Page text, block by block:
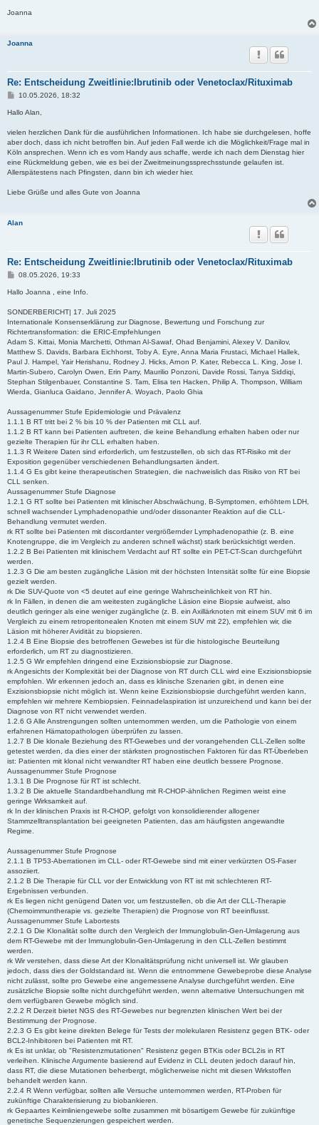
Joanna
Joanna
Re: Entscheidung Zweitlinie:Ibrutinib oder Venetoclax/Rituximab
B
i
r
a
g
10.05.2026, 18:32
Hallo Alan,
vielen herzlichen Dank für die ausführlichen Informationen. Ich habe sie durchgelesen, hoffe
aber doch, dass ich nicht betroffen bin. Auf jeden Fall werde ich die Möglichkeit/Frage mal in
Köln ansprechen. Wenn ich es vom Handy aus schaffe, werde ich nach dem Dienstag hier
eine Rückmeldung geben, wie es bei der Zweitmeinungssprechsstunde gelaufen ist.
Allerspätestens nach Pfingsten, dann bin ich wieder hier.
Liebe Grüße und alles Gute von Joanna
Alan
Re: Entscheidung Zweitlinie:Ibrutinib oder Venetoclax/Rituximab
B
i
r
a
g
08.05.2026, 19:33
Hallo Joanna , eine Info.
SONDERBERICHT| 17. Juli 2025
Internationale Konsenserklärung zur Diagnose, Bewertung und Forschung zur
Richtertransformation: die ERIC-Empfehlungen
Adam S. Kittai, Monia Marchetti, Othman Al-Sawaf, Ohad Benjamini, Alexey V. Danilov,
Matthew S. Davids, Barbara Eichhorst, Toby A. Eyre, Anna Maria Frustaci, Michael Hallek,
Paul J. Hampel, Yair Herishanu, Rodney J. Hicks, Arnon P. Kater, Rebecca L. King, Jose I.
Martin-Subero, Carolyn Owen, Erin Parry, Maurilio Ponzoni, Davide Rossi, Tanya Siddiqi,
Stephan Stilgenbauer, Constantine S. Tam, Elisa ten Hacken, Philip A. Thompson, William
Wierda, Gianluca Gaidano, Jennifer A. Woyach, Paolo Ghia
Aussagenummer Stufe Epidemiologie und Prävalenz
1.1.1 B RT tritt bei 2 % bis 10 % der Patienten mit CLL auf.
1.1.2 B RT kann bei Patienten auftreten, die keine Behandlung erhalten haben oder nur
gezielte Therapien für ihr CLL erhalten haben.
1.1.3 R Weitere Daten sind erforderlich, um festzustellen, ob sich das RT-Risiko mit der
Exposition gegenüber verschiedenen Behandlungsarten ändert.
1.1.4 G Es gibt keine therapeutischen Strategien, die nachweislich das Risiko von RT bei
CLL senken.
Aussagenummer Stufe Diagnose
1.2.1 G RT sollte bei Patienten mit klinischer Abschwächung, B-Symptomen, erhöhtem LDH,
schnell wachsender Lymphadenopathie und/oder dissonanter Reaktion auf die CLL-
Behandlung vermutet werden.
rk RT sollte bei Patienten mit discordanter vergrößernder Lymphadenopathie (z. B. eine
Knotengruppe, die im Vergleich zu anderen schnell wächst) stark berücksichtigt werden.
1.2.2 B Bei Patienten mit klinischem Verdacht auf RT sollte ein PET-CT-Scan durchgeführt
werden.
1.2.3 G Die am besten zugängliche Läsion mit der höchsten Intensität sollte für eine Biopsie
gezielt werden.
rk Die SUV-Quote von <5 deutet auf eine geringe Wahrscheinlichkeit von RT hin.
rk In Fällen, in denen die am weitesten zugängliche Läsion eine Biopsie aufweist, also
deutlich geringer als eine weniger zugängliche (z. B. ein Axillärknoten mit einem SUV mit 6 im
Vergleich zu einem retroperitonealen Knoten mit einem SUV mit 22), empfehlen wir, die
Läsion mit höherer Avidität zu biopsieren.
1.2.4 B Eine Biopsie des betroffenen Gewebes ist für die histologische Beurteilung
erforderlich, um RT zu diagnostizieren.
1.2.5 G Wir empfehlen dringend eine Exzisionsbiopsie zur Diagnose.
rk Angesichts der Komplexität bei der Diagnose von RT durch CLL wird eine Exzisionsbiopsie
empfohlen. Wir erkennen jedoch an, dass es klinische Szenarien gibt, in denen eine
Exzisionsbiopsie nicht möglich ist. Wenn keine Exzisionsbiopsie durchgeführt werden kann,
empfehlen wir mehrere Kernbiopsien. Feinnadelaspiration ist unzureichend und kann bei der
Diagnose von RT nicht verwendet werden.
1.2.6 G Alle Anstrengungen sollten unternommen werden, um die Pathologie von einem
erfahrenen Hämatopathologen überprüfen zu lassen.
1.2.7 B Die klonale Beziehung des RT-Gewebes und der vorangehenden CLL-Zellen sollte
getestet werden, da dies einer der stärksten prognostischen Faktoren für das RT-Überleben
ist: Patienten mit klonal nicht verwandter RT haben eine deutlich bessere Prognose.
Aussagenummer Stufe Prognose
1.3.1 B Die Prognose für RT ist schlecht.
1.3.2 B Die aktuelle Standardbehandlung mit R-CHOP-ähnlichen Regimen weist eine
geringe Wirksamkeit auf.
rk In der klinischen Praxis ist R-CHOP, gefolgt von konsolidierender allogener
Stammzelltransplantation bei geeigneten Patienten, das am häufigsten angewandte
Regime.
Aussagenummer Stufe Prognose
2.1.1 B TP53-Aberrationen im CLL- oder RT-Gewebe sind mit einer verkürzten OS-Faser
assoziiert.
2.1.2 B Die Therapie für CLL vor der Entwicklung von RT ist mit schlechteren RT-
Ergebnissen verbunden.
rk Es liegen nicht genügend Daten vor, um festzustellen, ob die Art der CLL-Therapie
(Chemoimmuntherapie vs. gezielte Therapien) die Prognose von RT beeinflusst.
Aussagenummer Stufe Labortests
2.2.1 G Die Klonalität sollte durch den Vergleich der Immunglobulin-Gen-Umlagerung aus
dem RT-Gewebe mit der Immunglobulin-Gen-Umlagerung in den CLL-Zellen bestimmt
werden.
rk Wir verstehen, dass diese Art der Klonalitätsprüfung nicht universell ist. Wir glauben
jedoch, dass dies der Goldstandard ist. Wenn die entnommene Gewebeprobe diese Analyse
nicht zulässt, sollte pro Gewebe eine angemessene Analyse durchgeführt werden. Eine
zusätzliche Biopsie sollte nicht durchgeführt werden, wenn alternative Untersuchungen mit
dem verfügbaren Gewebe möglich sind.
2.2.2 R Derzeit bietet NGS des RT-Gewebes nur begrenzten klinischen Wert bei der
Bestimmung der Prognose.
2.2.3 G Es gibt keine direkten Belege für Tests der molekularen Resistenz gegen BTK- oder
BCL2-Inhibitoren bei Patienten mit RT.
rk Es ist unklar, ob "Resistenzmutationen" Resistenz gegen BTKis oder BCL2is in RT
verleihen. Klinische Argumente basierend auf Evidenz in CLL deuten jedoch darauf hin,
dass RT, die diese Mutationen beherbergt, möglicherweise nicht mit diesen Wirkstoffen
behandelt werden kann.
2.2.4 R Wenn verfügbar, sollten alle Versuche unternommen werden, RT-Proben für
zukünftige Charakterisierung zu biobankieren.
rk Gepaartes Keimliniengewebe sollte zusammen mit bösartigem Gewebe für zukünftige
genetische Sequenzierungen gespeichert werden.